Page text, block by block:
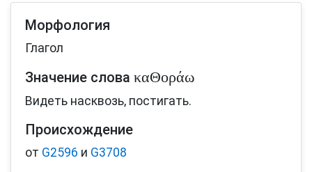
Морфология
Глагол
Значение слова καΘοράω
Видеть насквозь, постигать.
Происхождение
от G2596 и G3708